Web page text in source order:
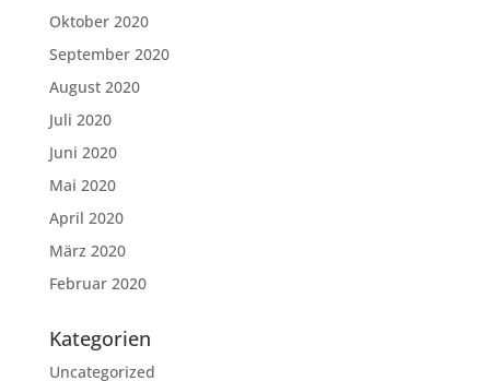
Oktober 2020
September 2020
August 2020
Juli 2020
Juni 2020
Mai 2020
April 2020
März 2020
Februar 2020
Kategorien
Uncategorized